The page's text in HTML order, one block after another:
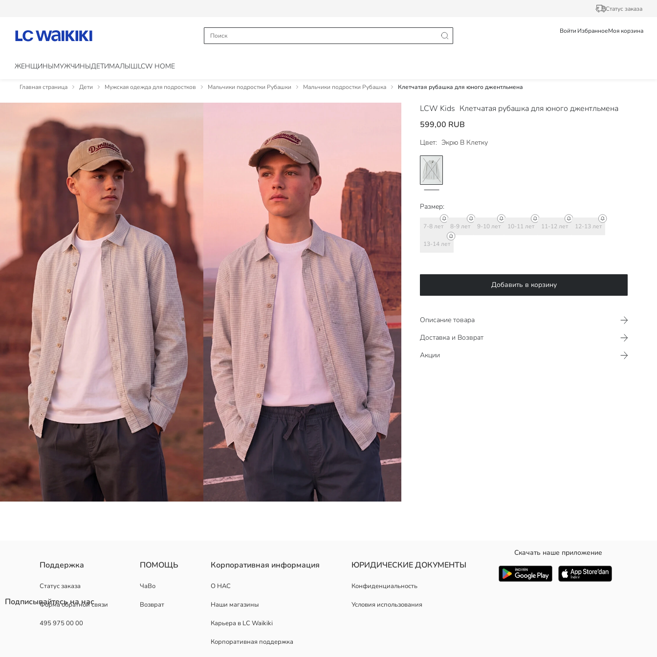
Статус заказа
Войти ИзбранноеМоя корзина
ЖЕНЩИНЫМУЖЧИНЫДЕТИМАЛЫШLCW HOME
Главная страница Дети Мужская одежда для подростков Мальчики подростки Рубашки Мальчики подростки Рубашка Клетчатая рубашка для юного джентльмена
LCW Kids Клетчатая рубашка для юного джентльмена
599,00 RUB
Цвет: Экрю В Клетку
Размер:
7-8 лет 8-9 лет 9-10 лет 10-11 лет 11-12 лет 12-13 лет
13-14 лет
Добавить в корзину
Описание товара
Доставка и Возврат
Акции
Страна происхождения:
Бренд:
Поддержка
Статус заказа
Форма обратной связи
495 975 00 00
ПОМОЩЬ
ЧаВо
Возврат
Корпоративная информация
О НАС
Наши магазины
Карьера в LC Waikiki
Корпоративная поддержка
ЮРИДИЧЕСКИЕ ДОКУМЕНТЫ
Конфиденциальность
Условия использования
Скачать наше приложение
Подписывайтесь на нас